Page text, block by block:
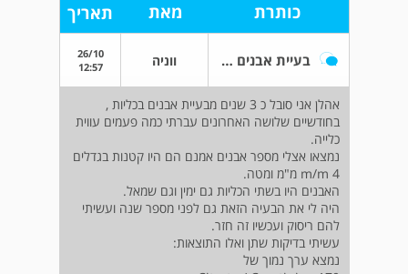
כותרת מאת תאריך
בעיית אבנים בכליות במשך 3 שנים וקצת ווניה
26/10
12:57
אהלן אני סובל כ 3 שנים מבעיית אבנים בכליות ,
בחודשיים שלושה האחרונים עברתי כמה פעמים עווית
כלייה.
נמצאו אצלי מספר אבנים אמנם הם היו קטנות בגדלים
4 m/m מ"מ ומטה.
האבנים היו בשתי הכליות גם ימין וגם שמאל.
היה לי את הבעיה הזאת גם לפני מספר שנה ועשיתי
להם ריסוק ועכשיו זה חזר.
עשיתי בדיקות שתן ואלו התוצאות:
נמצא ערך נמוך של